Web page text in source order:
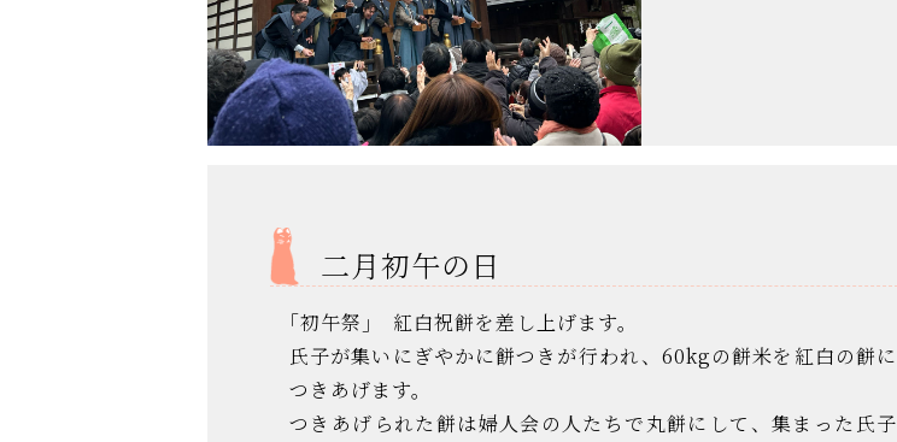
二月初午の日
｢初午祭｣ 紅白祝餅を差し上げます。
氏子が集いにぎやかに餅つきが行われ、60kgの餅米を紅白の餅に
つきあげます。
つきあげられた餅は婦人会の人たちで丸餅にして、集まった氏子